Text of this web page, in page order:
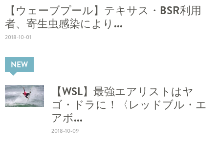
【ウェーブプール】テキサス・BSR利用
者、寄生虫感染により...
2018-10-01
NEW
【WSL】最強エアリストはヤ
ゴ・ドラに！〈レッドブル・エ
アボ...
2018-10-09